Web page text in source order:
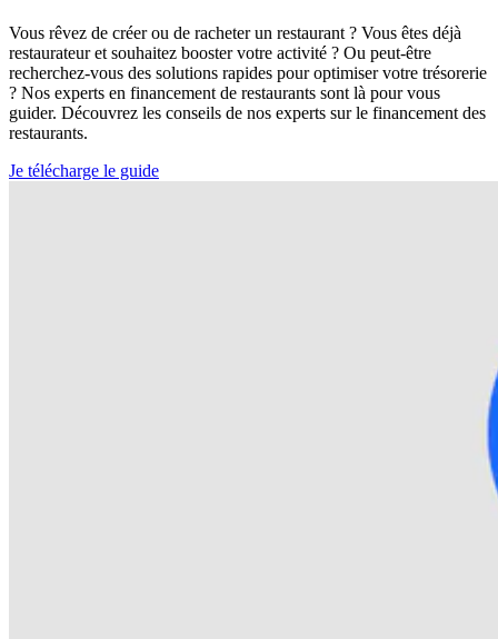
Vous rêvez de créer ou de racheter un restaurant ? Vous êtes déjà
restaurateur et souhaitez booster votre activité ? Ou peut-être
recherchez-vous des solutions rapides pour optimiser votre trésorerie
? Nos experts en financement de restaurants sont là pour vous
guider. Découvrez les conseils de nos experts sur le financement des
restaurants.
Je télécharge le guide